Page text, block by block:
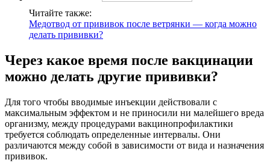
Читайте также:
Медотвод от прививок после ветрянки — когда можно
делать прививки?
Через какое время после вакцинации
можно делать другие прививки?
Для того чтобы вводимые инъекции действовали с
максимальным эффектом и не приносили ни малейшего вреда
организму, между процедурами вакцинопрофилактики
требуется соблюдать определенные интервалы. Они
различаются между собой в зависимости от вида и назначения
прививок.